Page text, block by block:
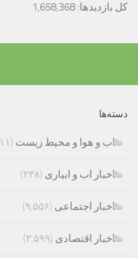
کل بازدیدها: 1,658,368
دسته‌ها
اب و هوا و محیط زیست (۶۱۱)
اخبار اب و ابیاری (۲۳۸)
اخبار اجتماعی (۹,۵۵۶)
اخبار اقتصادی (۳,۵۹۹)